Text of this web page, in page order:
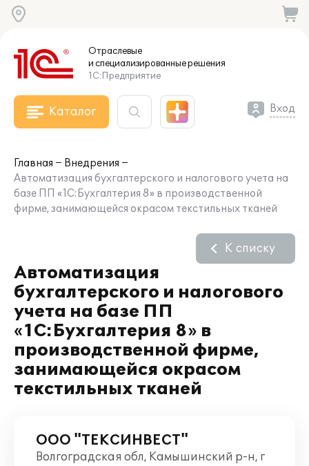
Отраслевые
и специализированныерешения
1С:Предприятие
Каталог Вход
Главная
Внедрения
Автоматизация бухгалтерского и налогового учета на
базе ПП «1С:Бухгалтерия 8» в производственной
фирме, занимающейся окрасом текстильных тканей
Автоматизация
бухгалтерского и налогового
учета на базе ПП
«1С:Бухгалтерия 8» в
производственной фирме,
занимающейся окрасом
текстильных тканей
К списку
ООО "ТЕКСИНВЕСТ"
Волгоградская обл, Камышинский р-н, г